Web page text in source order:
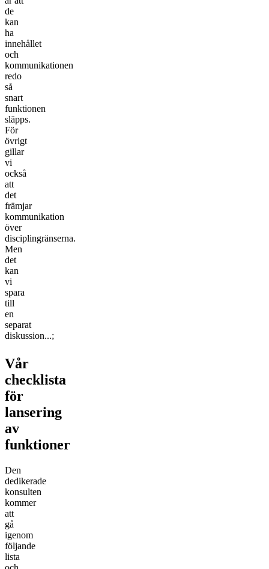
de
kan
ha
innehållet
och
kommunikationen
redo
så
snart
funktionen
släpps.
För
övrigt
gillar
vi
också
att
det
främjar
kommunikation
över
disciplingränserna.
Men
det
kan
vi
spara
till
en
separat
diskussion...;
Vår
checklista
för
lansering
av
funktioner
Den
dedikerade
konsulten
kommer
att
gå
igenom
följande
lista